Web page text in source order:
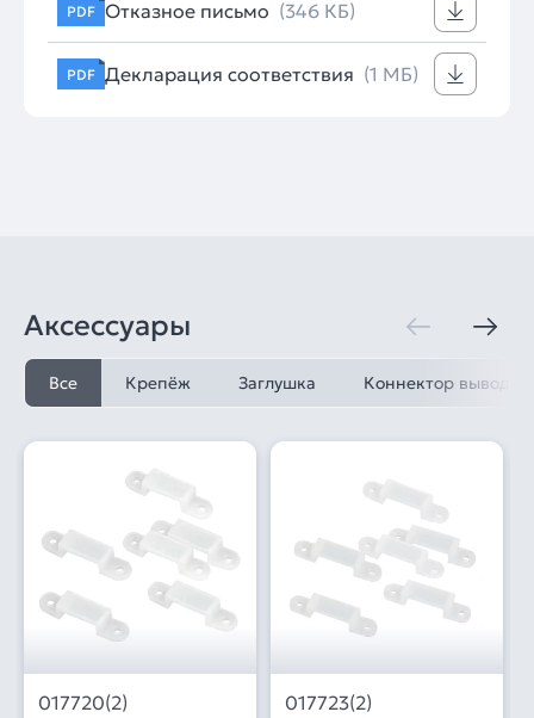
PDF Отказное письмо (346 КБ)
PDF Декларация соответствия (1 МБ)
Аксессуары
Все Крепёж Заглушка Коннектор
017720(2) 017723(2)